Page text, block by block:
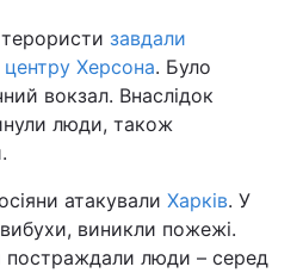
терористи завдали
Херсона. Було
вокзал. Внаслідок
люди, також
атакували Харків. У
виникли пожежі.
постраждали люди – серед